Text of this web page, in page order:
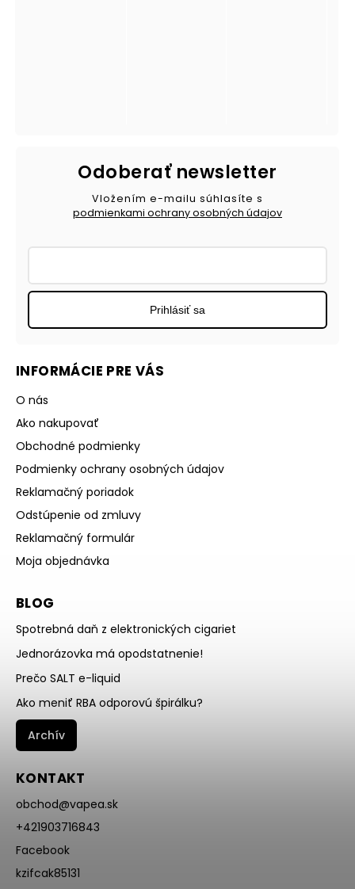
INFORMÁCIE PRE VÁS
O nás
Ako nakupovať
Obchodné podmienky
Podmienky ochrany osobných údajov
Reklamačný poriadok
Odstúpenie od zmluvy
Reklamačný formulár
Moja objednávka
BLOG
Spotrebná daň z elektronických cigariet
Jednorázovka má opodstatnenie!
Prečo SALT e-liquid
Ako meniť RBA odporovú špirálku?
Archív
KONTAKT
obchod@vapea.sk
+421903716843
Facebook
kzifcak85131
Odoberať newsletter
Vložením e-mailu súhlasíte s
podmienkami ochrany osobných údajov
Prihlásiť sa